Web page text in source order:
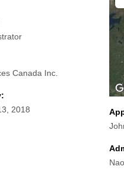
Canada Inc.
2018